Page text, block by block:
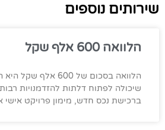
שירותים נוספים
הלוואה 600 אלף שקל
הלוואה בסכום של 600
שיכולה לפתוח דלתות להזדמנויות
ברכישת נכס חדש, מימון פרויקט אישי